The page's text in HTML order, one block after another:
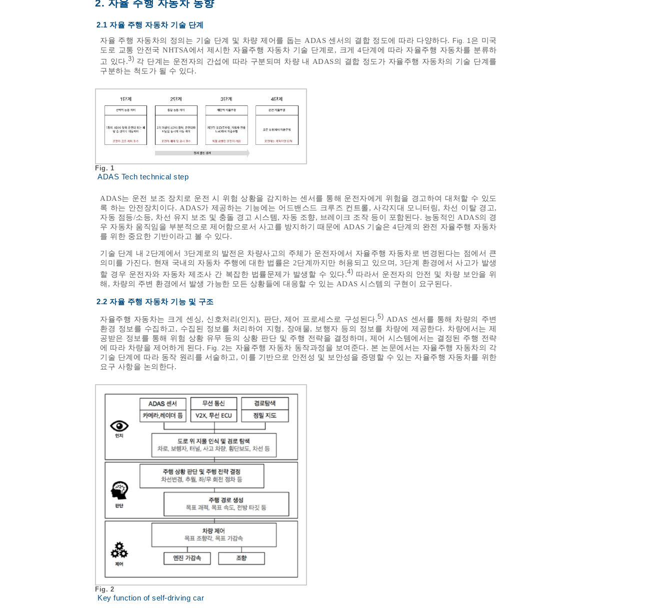
2. 자율 주행 자동차 동향
2.1 자율 주행 자동차 기술 단계
자율 주행 자동차의 정의는 기술 단계 및 차량 제어를 돕는 ADAS 센서의 결합 정도에 따라 다양하다. Fig. 1 은 미국
도로 교통 안전국 NHTSA에서 제시한 자율주행 자동차 기술 단계로, 크게 4단계에 따라 자율주행 자동차를 분류하
고 있다.3) 각 단계는 운전자의 간섭에 따라 구분되며 차량 내 ADAS의 결합 정도가 자율주행 자동차의 기술 단계를
구분하는 척도가 될 수 있다.
Fig. 1
ADAS Tech technical step
ADAS는 운전 보조 장치로 운전 시 위험 상황을 감지하는 센서를 통해 운전자에게 위험을 경고하여 대처할 수 있도
록 하는 안전장치이다. ADAS가 제공하는 기능에는 어드밴스드 크루즈 컨트롤, 사각지대 모니터링, 차선 이탈 경고,
자동 점등/소등, 차선 유지 보조 및 충돌 경고 시스템, 자동 조향, 브레이크 조작 등이 포함된다. 능동적인 ADAS의 경
우 자동차 움직임을 부분적으로 제어함으로서 사고를 방지하기 때문에 ADAS 기술은 4단계의 완전 자율주행 자동차
를 위한 중요한 기반이라고 볼 수 있다.
기술 단계 내 2단계에서 3단계로의 발전은 차량사고의 주체가 운전자에서 자율주행 자동차로 변경된다는 점에서 큰
의미를 가진다. 현재 국내의 자동차 주행에 대한 법률은 2단계까지만 허용되고 있으며, 3단계 환경에서 사고가 발생
할 경우 운전자와 자동차 제조사 간 복잡한 법률문제가 발생할 수 있다.4) 따라서 운전자의 안전 및 차량 보안을 위
해, 차량의 주변 환경에서 발생 가능한 모든 상황들에 대응할 수 있는 ADAS 시스템의 구현이 요구된다.
2.2 자율 주행 자동차 기능 및 구조
자율주행 자동차는 크게 센싱, 신호처리(인지), 판단, 제어 프로세스로 구성된다.5) ADAS 센서를 통해 차량의 주변
환경 정보를 수집하고, 수집된 정보를 처리하여 지형, 장애물, 보행자 등의 정보를 차량에 제공한다. 차량에서는 제
공받은 정보를 통해 위험 상황 유무 등의 상황 판단 및 주행 전략을 결정하며, 제어 시스템에서는 결정된 주행 전략
에 따라 차량을 제어하게 된다. Fig. 2는 자율주행 자동차 동작과정을 보여준다. 본 논문에서는 자율주행 자동차의 각
기술 단계에 따라 동작 원리를 서술하고, 이를 기반으로 안전성 및 보안성을 증명할 수 있는 자율주행 자동차를 위한
요구 사항을 논의한다.
Fig. 2
Key function of self-driving car